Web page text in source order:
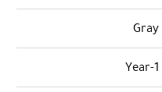
Gray
1-Year